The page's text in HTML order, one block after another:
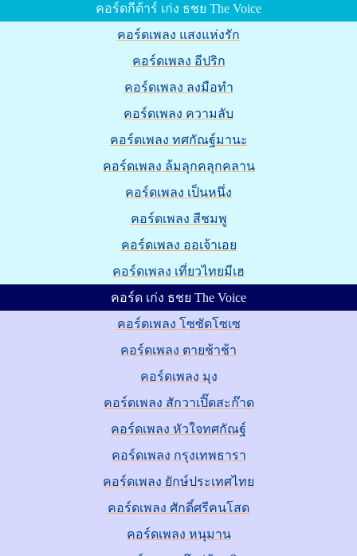
คอร์ดกีต้าร์ เก่ง ธชย The Voice
คอร์ดเพลง แสงแห่งรัก
คอร์ดเพลง อีปริก
คอร์ดเพลง ลงมือทำ
คอร์ดเพลง ความลับ
คอร์ดเพลง ทศกัณฐ์มานะ
คอร์ดเพลง ล้มลุกคลุกคลาน
คอร์ดเพลง เป็นหนึ่ง
คอร์ดเพลง สีชมพู
คอร์ดเพลง ออเจ้าเอย
คอร์ดเพลง เที่ยวไทยมีเฮ
คอร์ด เก่ง ธชย The Voice
คอร์ดเพลง โซซัดโซเซ
คอร์ดเพลง ตายช้าช้า
คอร์ดเพลง มุง
คอร์ดเพลง สักวาเปิ๊ดสะก๊าด
คอร์ดเพลง หัวใจทศกัณฐ์
คอร์ดเพลง กรุงเทพธารา
คอร์ดเพลง ยักษ์ประเทศไทย
คอร์ดเพลง ศักดิ์ศรีคนโสด
คอร์ดเพลง หนุมาน